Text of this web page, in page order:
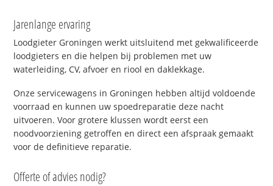
Jarenlange ervaring
Loodgieter Groningen werkt uitsluitend met gekwalificeerde
loodgieters en die helpen bij problemen met uw
waterleiding, CV, afvoer en riool en daklekkage.
Onze servicewagens in Groningen hebben altijd voldoende
voorraad en kunnen uw spoedreparatie deze nacht
uitvoeren. Voor grotere klussen wordt eerst een
noodvoorziening getroffen en direct een afspraak gemaakt
voor de definitieve reparatie.
Offerte of advies nodig?